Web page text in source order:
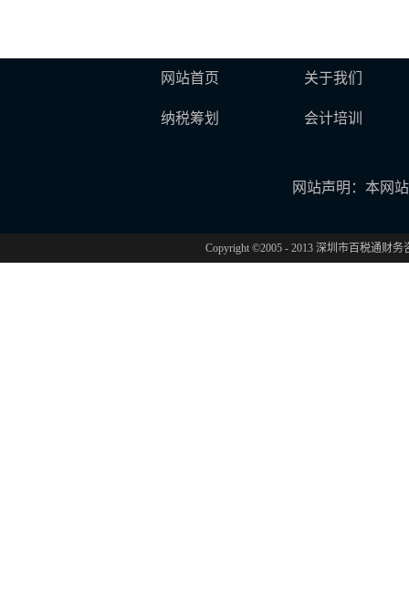
网站首页 关于我们
纳税筹划 会计培训
网站声明：本网
Copyright ©2005 - 2013 深圳市百税通财务